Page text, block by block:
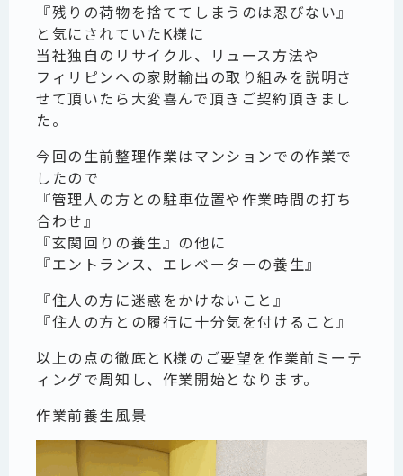
『残りの荷物を捨ててしまうのは忍びない』
と気にされていたK様に
当社独自のリサイクル、リュース方法や
フィリピンへの家財輸出の取り組みを説明さ
せて頂いたら大変喜んで頂きご契約頂きまし
た。
今回の生前整理作業はマンションでの作業で
したので
『管理人の方との駐車位置や作業時間の打ち
合わせ』
『玄関回りの養生』の他に
『エントランス、エレベーターの養生』
『住人の方に迷惑をかけないこと』
『住人の方との履行に十分気を付けること』
以上の点の徹底とK様のご要望を作業前ミーテ
ィングで周知し、作業開始となります。
作業前養生風景